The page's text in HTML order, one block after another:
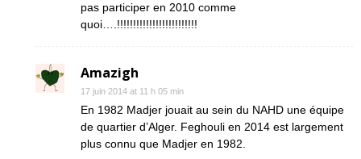
pas participer en 2010 comme
quoi….!!!!!!!!!!!!!!!!!!!!!!!!!
Amazigh
17 juin 2014 at 11 h 05 min
En 1982 Madjer jouait au sein du NAHD une équipe
de quartier d’Alger. Feghouli en 2014 est largement
plus connu que Madjer en 1982.